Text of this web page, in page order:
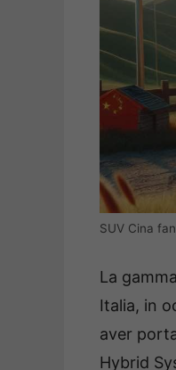
SUV Cina
La
Italia, in
aver
Hybrid